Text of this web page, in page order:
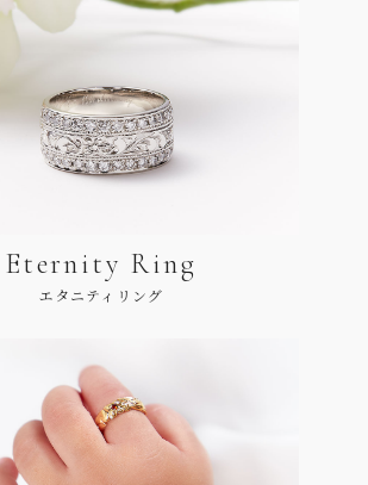
Eternity Ring
エタニティリング